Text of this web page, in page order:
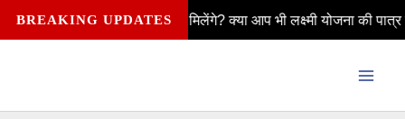
Skip
to
BREAKING UPDATES
कैसे मिलेंगे? क्या आप भी लक्ष्मी योजना की पात्र हैं—विवाहित,